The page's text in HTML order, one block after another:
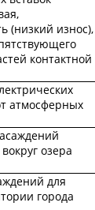
(низкий износ),
контактной
атмосферных
озера
для
города